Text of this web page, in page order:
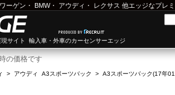
ーゲン ・ BMW・ アウディ ・ レクサス 他エッジなプレ
サイト 輸入車・外車のカーセンサーエッジ
の価格です
> アウディ A3スポーツバック > A3スポーツバック(17年